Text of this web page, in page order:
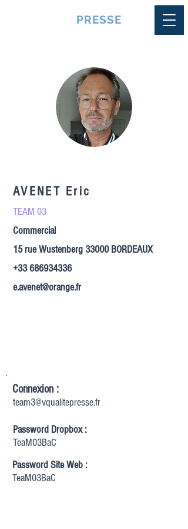
PRESSE
AVENET Eric
TEAM 03
Commercial
15 rue Wustenberg 33000 BORDEAUX
+33 686934336
e.avenet@orange.fr
Connexion :
team3@vqualitepresse.fr
Password Dropbox :
TeaM03BaC
Password Site Web :
TeaM03BaC